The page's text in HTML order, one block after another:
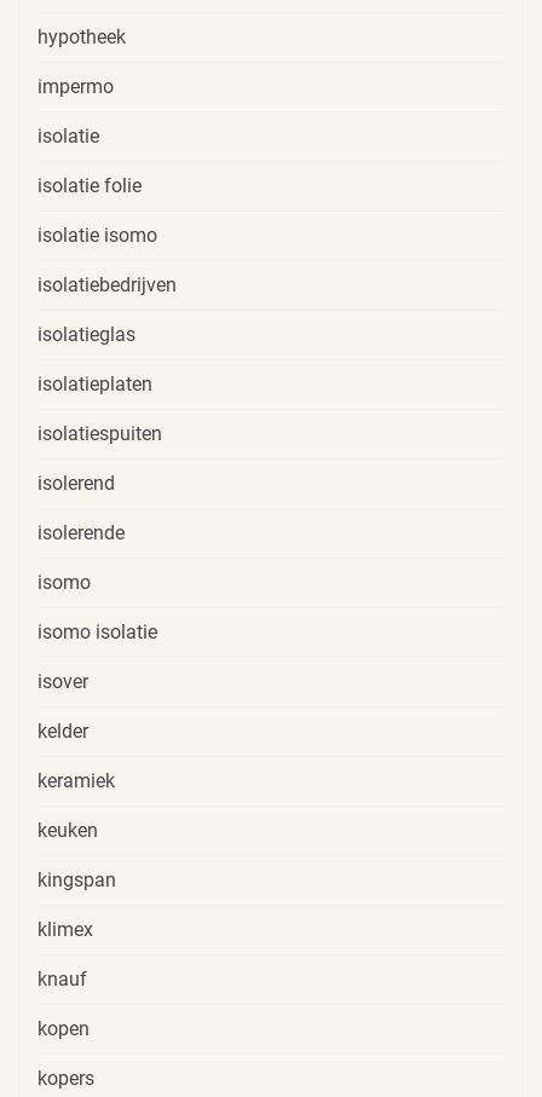
hypotheek
impermo
isolatie
isolatie folie
isolatie isomo
isolatiebedrijven
isolatieglas
isolatieplaten
isolatiespuiten
isolerend
isolerende
isomo
isomo isolatie
isover
kelder
keramiek
keuken
kingspan
klimex
knauf
kopen
kopers